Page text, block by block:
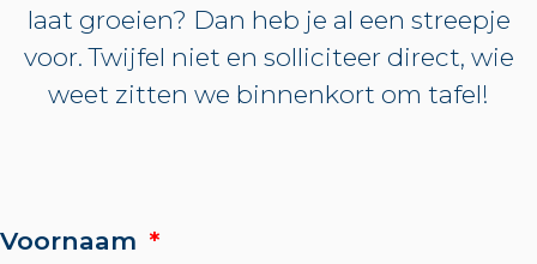
laat groeien? Dan heb je al een streepje
voor. Twijfel niet en solliciteer direct, wie
weet zitten we binnenkort om tafel!
Voornaam